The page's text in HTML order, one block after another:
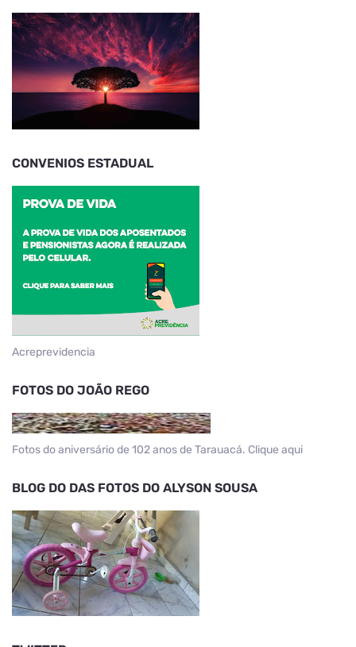
CONVENIOS ESTADUAL
Acreprevidencia
FOTOS DO JOÃO REGO
Fotos do aniversário de 102 anos de Tarauacá. Clique aqui
BLOG DO DAS FOTOS DO ALYSON SOUSA